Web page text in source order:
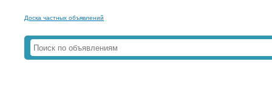
Доска частных объявлений